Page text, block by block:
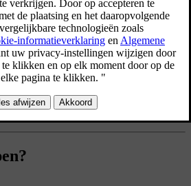
in de onderste balk en ga naar
→Welkomstverlichting.
in en uit.